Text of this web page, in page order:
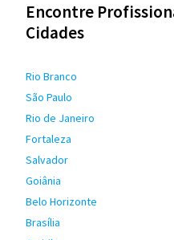
Encontre
Cidades
Rio Branco
São Paulo
Rio de Janeiro
Fortaleza
Salvador
Goiânia
Belo Horizonte
Brasília